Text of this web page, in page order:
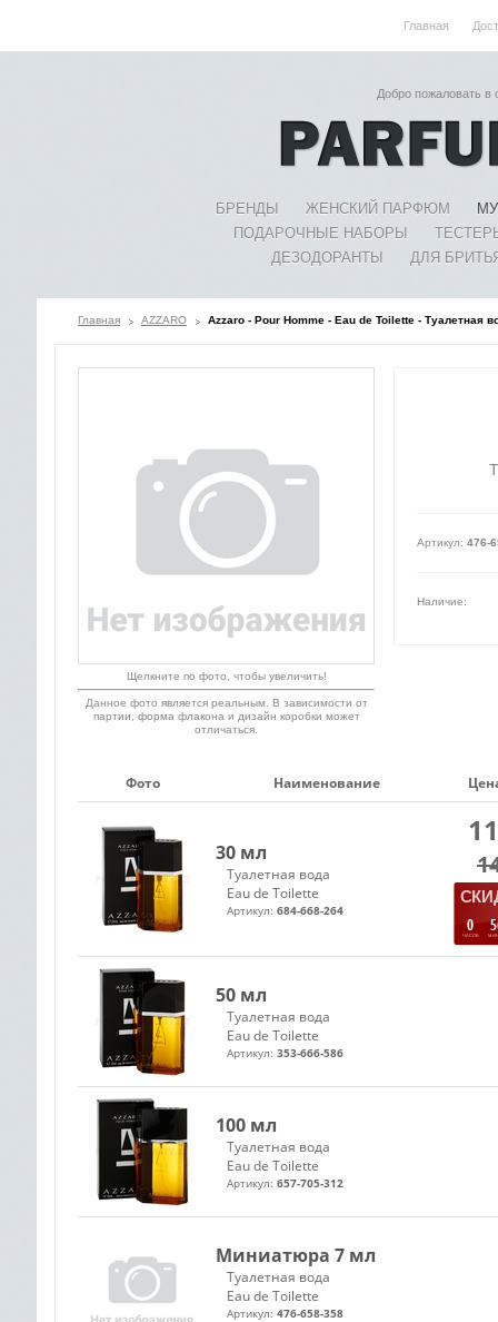
Главная
Добро пожаловать
БРЕНДЫ ЖЕНСКИЙ ПАРФЮМ
ПОДАРОЧНЫЕ НАБОРЫ
ДЕЗОДОРАНТЫ
ДЛЯ
Главная AZZARO Azzaro - Pour Homme - Eau de Toilette - Туалетная
Артикул: 476-
Наличие:
Щелкните по фото, чтобы увеличить!
Данное фото является реальным. В зависимости от
партии, форма флакона и дизайн коробки может
отличаться.
Фото Наименование
30 мл
Туалетная вода
Eau de Toilette
Артикул: 684-668-264
0
ЧАСОВ
50 мл
Туалетная вода
Eau de Toilette
Артикул: 353-666-586
100 мл
Туалетная вода
Eau de Toilette
Артикул: 657-705-312
Миниатюра 7 мл
Туалетная вода
Eau de Toilette
Артикул: 476-658-358